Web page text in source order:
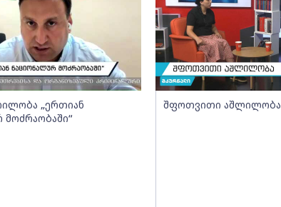
„ერთიან
შფოთვითი აშლილობა